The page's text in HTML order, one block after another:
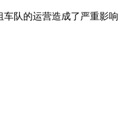
车队的运营造成了严重影